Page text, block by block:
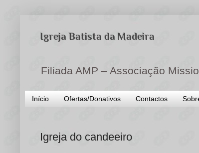
Igreja Batista da Madeira
Filiada AMP – Associação
Início Ofertas/Donativos Contactos
Igreja do candeeiro